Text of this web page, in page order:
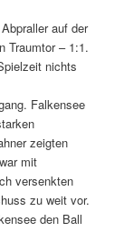
auf der
Traumtor – 1:1.
nichts
Falkensee
zeigten
mit
versenkten
zu weit vor.
den Ball